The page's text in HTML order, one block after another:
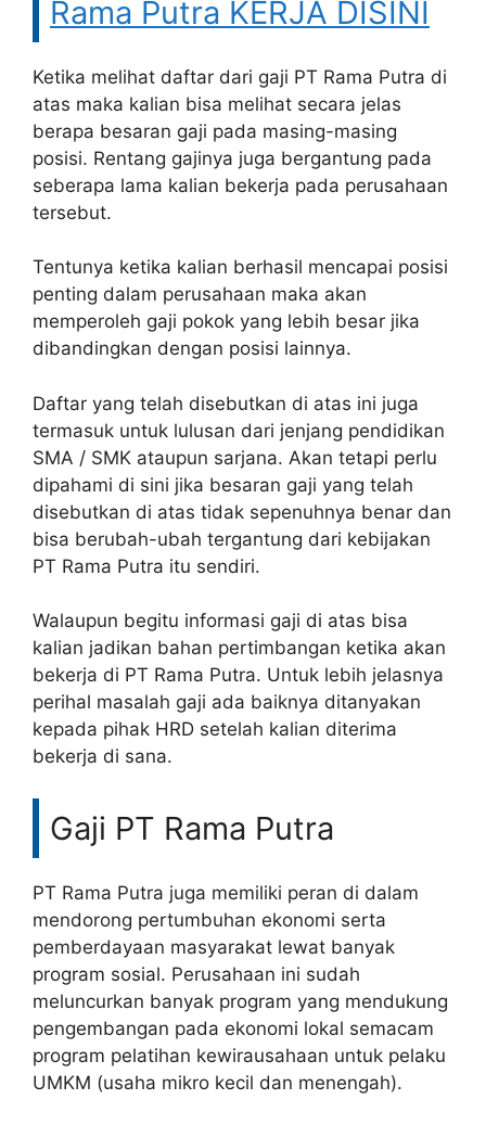
Rama Putra KERJA DISINI
Ketika melihat daftar dari gaji PT Rama Putra di
atas maka kalian bisa melihat secara jelas
berapa besaran gaji pada masing-masing
posisi. Rentang gajinya juga bergantung pada
seberapa lama kalian bekerja pada perusahaan
tersebut.
Tentunya ketika kalian berhasil mencapai posisi
penting dalam perusahaan maka akan
memperoleh gaji pokok yang lebih besar jika
dibandingkan dengan posisi lainnya.
Daftar yang telah disebutkan di atas ini juga
termasuk untuk lulusan dari jenjang pendidikan
SMA / SMK ataupun sarjana. Akan tetapi perlu
dipahami di sini jika besaran gaji yang telah
disebutkan di atas tidak sepenuhnya benar dan
bisa berubah-ubah tergantung dari kebijakan
PT Rama Putra itu sendiri.
Walaupun begitu informasi gaji di atas bisa
kalian jadikan bahan pertimbangan ketika akan
bekerja di PT Rama Putra. Untuk lebih jelasnya
perihal masalah gaji ada baiknya ditanyakan
kepada pihak HRD setelah kalian diterima
bekerja di sana.
Gaji PT Rama Putra
PT Rama Putra juga memiliki peran di dalam
mendorong pertumbuhan ekonomi serta
pemberdayaan masyarakat lewat banyak
program sosial. Perusahaan ini sudah
meluncurkan banyak program yang mendukung
pengembangan pada ekonomi lokal semacam
program pelatihan kewirausahaan untuk pelaku
UMKM (usaha mikro kecil dan menengah).